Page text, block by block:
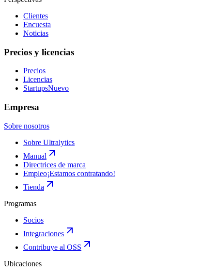
Clientes
Encuesta
Noticias
Precios y licencias
Precios
Licencias
StartupsNuevo
Empresa
Sobre nosotros
Sobre Ultralytics
Manual
Directrices de marca
Empleo¡Estamos contratando!
Tienda
Programas
Socios
Integraciones
Contribuye al OSS
Ubicaciones